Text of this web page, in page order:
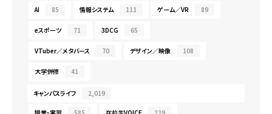
AI 85 情報システム 111 ゲーム／VR 89
eスポーツ 71 3DCG 65
VTuber／メタバース 70 デザイン／映像 108
大学併修 41
キャンパスライフ 2,019